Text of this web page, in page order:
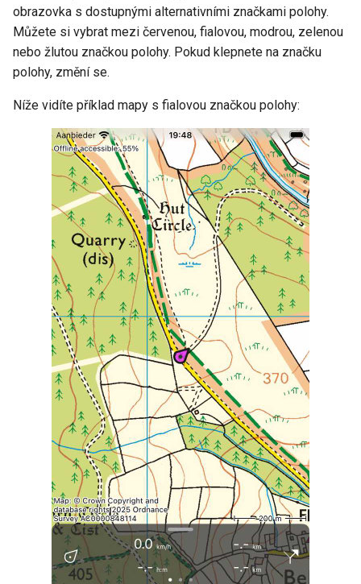
obrazovka s dostupnými alternativními značkami polohy.
Můžete si vybrat mezi červenou, fialovou, modrou, zelenou
nebo žlutou značkou polohy. Pokud klepnete na značku
polohy, změní se.
Níže vidíte příklad mapy s fialovou značkou polohy: